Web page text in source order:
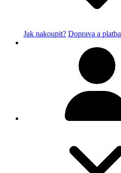
Jak nakoupit? Doprava a platba